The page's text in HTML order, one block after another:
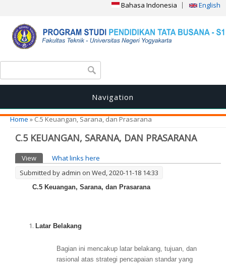
Bahasa Indonesia English
Search form
Navigation
You are here
Home» C.5 Keuangan, Sarana, dan Prasarana
C.5 KEUANGAN, SARANA, DAN PRASARANA
Primary tabs
View (active tab)
What links here
Submitted by admin on Wed, 2020-11-18 14:33
C.5 Keuangan, Sarana, dan Prasarana
Latar Belakang
Bagian ini mencakup latar belakang, tujuan, dan
rasional atas strategi pencapaian standar yang